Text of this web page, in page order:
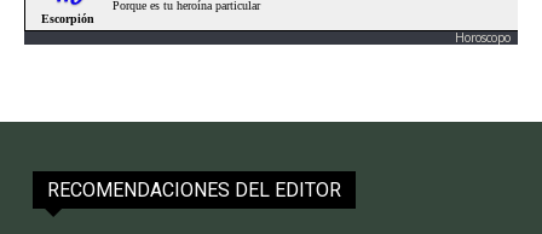
Horoscopo
RECOMENDACIONES DEL EDITOR